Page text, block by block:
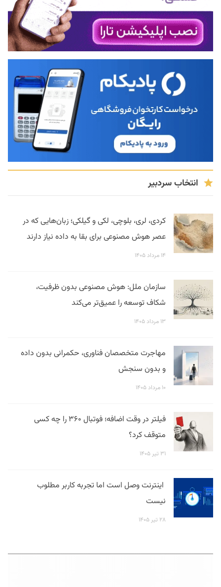
انتخاب سردبیر
کردی، لری، بلوچی، لکی و گیلکی؛ زبان‌هایی که در
عصر هوش مصنوعی برای بقا به داده نیاز دارند
۱۴ مرداد ۱۴۰۵
سازمان ملل: هوش مصنوعی بدون ظرفیت،
شکاف توسعه را عمیق‌تر می‌کند
۱۳ مرداد ۱۴۰۵
مهاجرت متخصصان فناوری، حکمرانی بدون داده
و بدون سنجش
۱۰ مرداد ۱۴۰۵
فیلتر در وقت اضافه؛ فوتبال ۳۶۰ را چه کسی
متوقف کرد؟
۳۱ تیر ۱۴۰۵
اینترنت وصل است اما تجربه کاربر مطلوب
نیست
۲۸ تیر ۱۴۰۵